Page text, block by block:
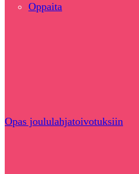
Oppaita
Opas joululahjatoivotuksiin